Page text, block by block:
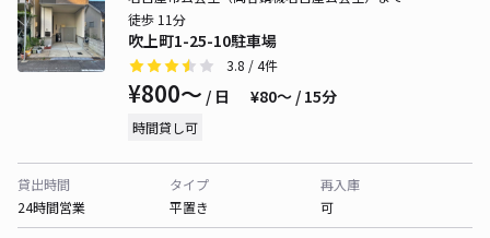
吹上町1-25-10駐車場
徒歩 11分
3.8 / 4件
¥800〜 / 日 ¥80〜 / 15分
時間貸し可
貸出時間
24時間営業
タイプ
平置き
再入庫
可